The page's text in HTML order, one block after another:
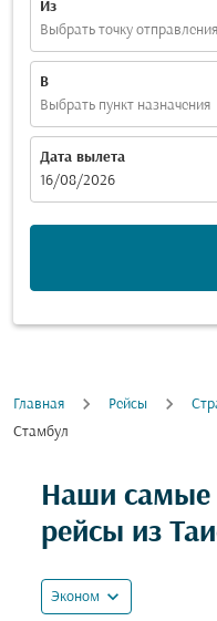
Из
Выбрать точку отправления
В
Выбрать пункт назначения
Дата вылета
fc-booking-departure-date-
16/08/2026
Главная Рейсы
Стамбул
Наши самые
рейсы из
Эконом expand_more
Попробуйте